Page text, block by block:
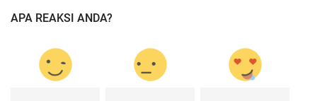
APA REAKSI ANDA?